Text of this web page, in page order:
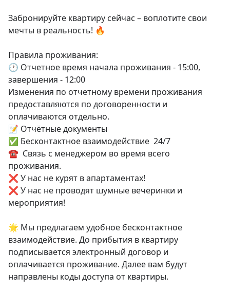
Забронируйте квартиру сейчас – воплотите свои
мечты в реальность! 🔥
Правила проживания:
🕐 Отчетное время начала проживания - 15:00,
завершения - 12:00
Изменения по отчетному времени проживания
предоставляются по договоренности и
оплачиваются отдельно.
📝 Отчётные документы
✅ Бесконтактное взаимодействие  24/7
☎  Связь с менеджером во время всего
проживания.
❌ У нас не курят в апартаментах!
❌ У нас не проводят шумные вечеринки и
мероприятия!
🌟 Мы предлагаем удобное бесконтактное
взаимодействие. До прибытия в квартиру
подписывается электронный договор и
оплачивается проживание. Далее вам будут
направлены коды доступа от квартиры.